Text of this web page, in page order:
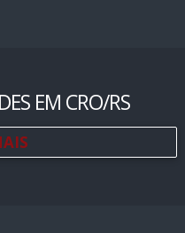
EM CRO/RS